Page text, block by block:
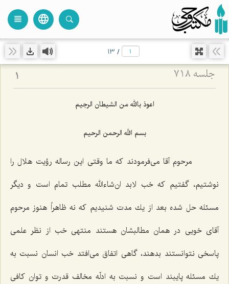
language
view_headline
/
13
جلسه ۷۱۸ 1
اعوذ بالله من الشیطان الرجیم
بسم الله الرحمن الرحیم
مرحوم آقا می‌فرمودند كه ما وقتی این رساله رؤیت هلال را
نوشتیم، گفتیم كه خب لابد ان‌شاءالله مطلب تمام است و دیگر
مسئله حل شده بعد از یك مدت شنیدیم كه نه ظاهراً هنوز مرحوم
آقای خویی در همان مطالبشان هستند منتهی خب از نظر علمی
پاسخی نتوانستند بدهند، گاهی اتفاق می‌افتد خب انسان نسبت به
یك مسئله پایبند است و نسبت به ادلّه مخالف قدرت و توان كافی